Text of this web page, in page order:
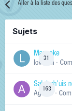
Aller à la liste des
Sujets
31
Manneke
lowskill ·
163
Salut ch'uis
Ag0Nie ·